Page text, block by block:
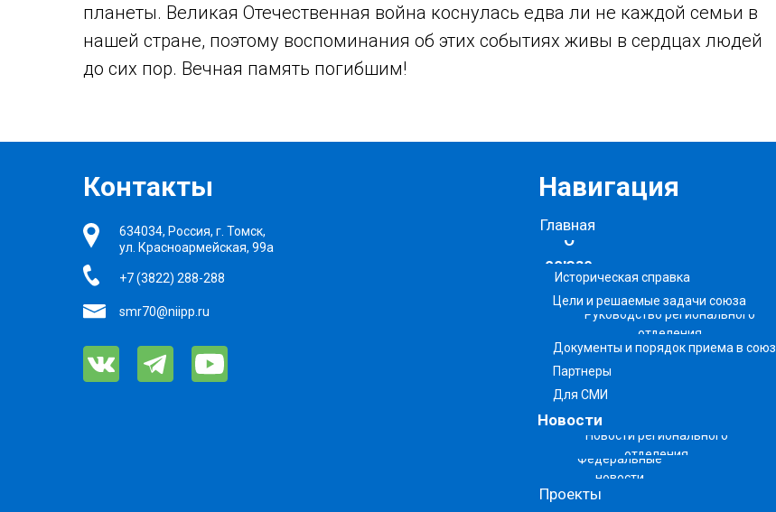
планеты. Великая Отечественная война коснулась едва ли не каждой семьи в
нашей стране, поэтому воспоминания об этих событиях живы в сердцах людей
до сих пор. Вечная память погибшим!
634034, Россия, г. Томск,
ул. Красноармейская, 99а
+7 (3822) 288-288
smr70@niipp.ru
Контакты
О
союзе
Новости
Проекты
Навигация
Главная
Историческая справка
Цели и решаемые задачи союза
Руководство регионального
отделения
Документы и порядок приема в союз
Партнеры
Для СМИ
Новости регионального
отделения
Федеральные
новости